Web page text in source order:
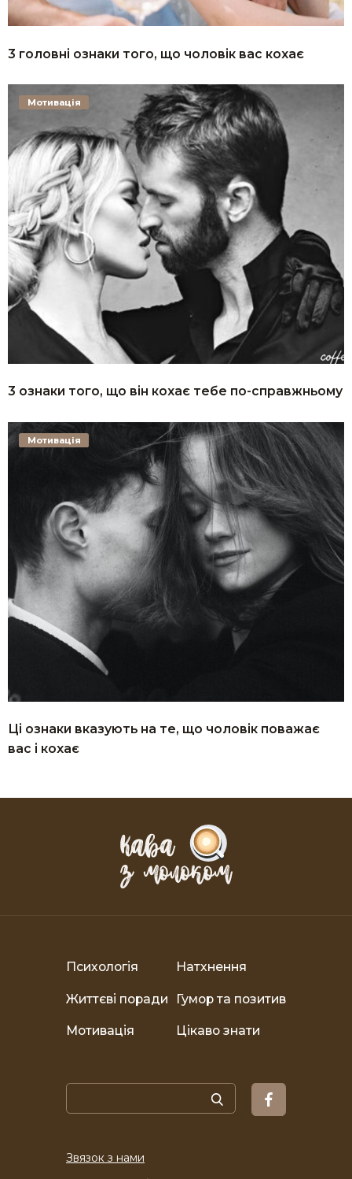
3 головні ознаки того, що чоловік вас кохає
3 ознаки того, що він кохає тебе по-справжньому
Мотивація
Ці ознаки вказують на те, що чоловік поважає
вас і кохає
Мотивація
Психологія Натхнення
Життєві поради Гумор та позитив
Мотивація Цікаво знати
Звязок з нами